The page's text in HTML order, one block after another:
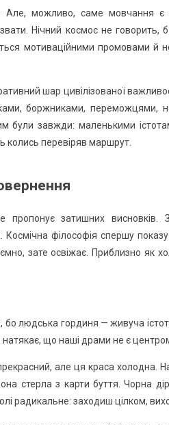
Але, можливо, саме мовчання
Нічний космос не
мотиваційними промовами й
шар цивілізованої
боржниками, переможцями,
завжди: маленькими
колись перевіряв маршрут.
затишних висновків.
філософія спершу
зате освіжає. Приблизно як
людська гординя — живуча
що наші драми не є
але ця краса холодна.
стерла з карти буття. Чорна
радикальне: заходиш цілком,